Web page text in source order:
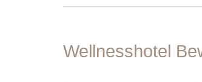
Wellnesshotel